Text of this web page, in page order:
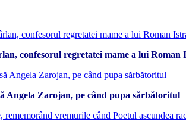
confesorul regretatei mame a lui Roman
Angela Zarojan, pe când pupa sărbătoritul